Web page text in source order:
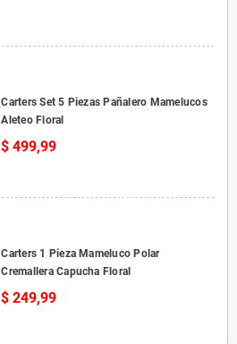
Carters Set 5 Piezas Pañalero Mamelucos
Aleteo Floral
$ 499,99
Carters 1 Pieza Mameluco Polar
Cremallera Capucha Floral
$ 249,99